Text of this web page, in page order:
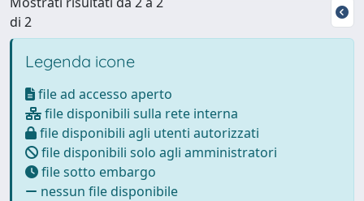
di 2
Legenda icone
file ad accesso aperto
file disponibili sulla rete interna
file disponibili agli utenti autorizzati
file disponibili solo agli amministratori
file sotto embargo
nessun file disponibile